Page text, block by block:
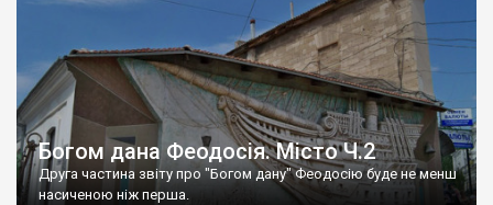
Богом дана Феодосія. Місто Ч.2
Друга частина звіту про "Богом дану" Феодосію буде не менш
насиченою ніж перша.